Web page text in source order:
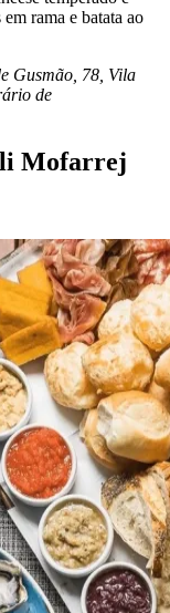
rama e batata ao
Gusmão, 78, Vila
de
Mofarrej